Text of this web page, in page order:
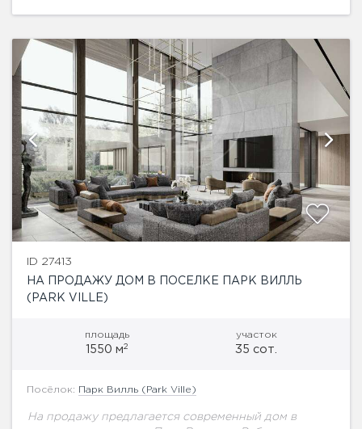
ID 27413
НА ПРОДАЖУ ДОМ В ПОСЕЛКЕ ПАРК ВИЛЛЬ
(PARK VILLE)
площадь
1550 м2
участок
35 сот.
Посёлок: Парк Вилль (Park Ville)
На продажу предлагается современный дом в